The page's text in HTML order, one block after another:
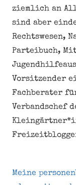
ziemlich an
sind aber
Rechtswesen,
Parteibuch,
Vorsitzender
Fachberater
Verbandschef
Meine